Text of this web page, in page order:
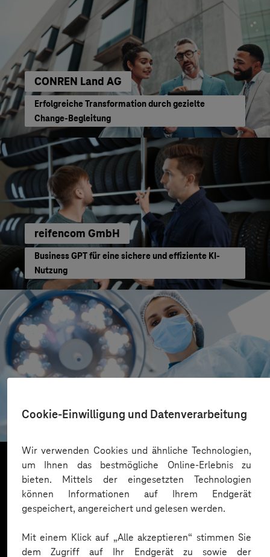
Cookie-Einwilligung und Datenverarbeitung
Wir verwenden Cookies und ähnliche Technologien,
um Ihnen das bestmögliche Online-Erlebnis zu
bieten. Mittels der eingesetzten Technologien
können Informationen auf Ihrem Endgerät
gespeichert, angereichert und gelesen werden.
Mit einem Klick auf „Alle akzeptieren“ stimmen Sie
dem Zugriff auf Ihr Endgerät zu sowie der
CONREN Land AG
Erfolgreiche Transformation durch gezielte
Change-Begleitung
reifencom GmbH
Business GPT für eine sichere und effiziente KI-
Nutzung
Mehr Resilienz für Klinik-IT
Mehr laden